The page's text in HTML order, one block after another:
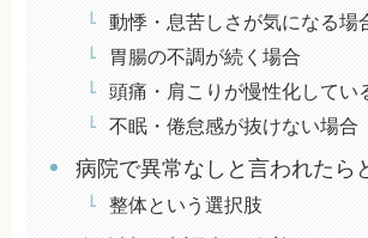
動悸・息苦しさが気になる場
胃腸の不調が続く場合
頭痛・肩こりが慢性化してい
不眠・倦怠感が抜けない場合
病院で異常なしと言われたら
整体という選択肢